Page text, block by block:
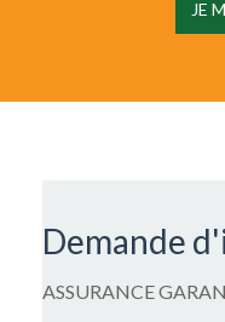
JE
Demande
ASSURANCE